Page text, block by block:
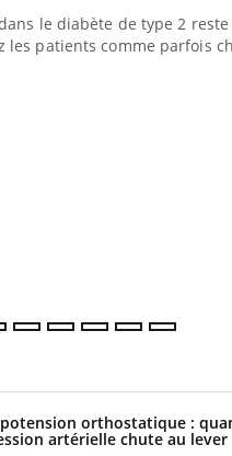
le diabète de type 2
les patients comme parfois
orthostatique :
artérielle chute au lever